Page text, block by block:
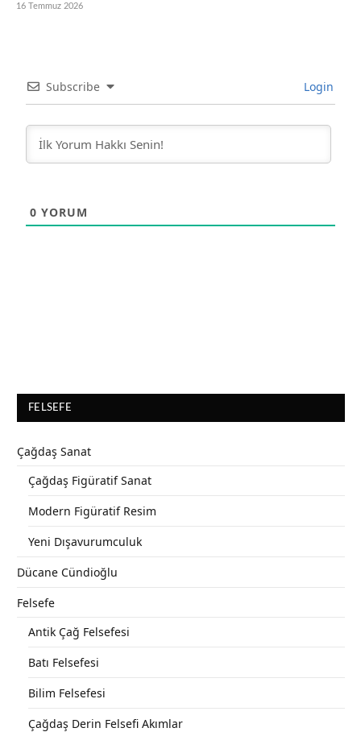
16 Temmuz 2026
Subscribe Login
0 YORUM
FELSEFE
Çağdaş Sanat
Çağdaş Figüratif Sanat
Modern Figüratif Resim
Yeni Dışavurumculuk
Dücane Cündioğlu
Felsefe
Antik Çağ Felsefesi
Batı Felsefesi
Bilim Felsefesi
Çağdaş Derin Felsefi Akımlar